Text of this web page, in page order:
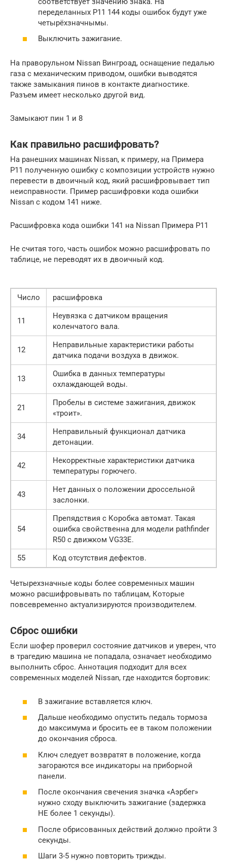
переделанных P11 144 коды ошибок будут уже
четырёхзначнымы.
Выключить зажигание.
На праворульном Nissan Вингроад, оснащение педалью
газа с механическим приводом, ошибки выводятся
также замыкания пинов в контакте диагностике.
Разъем имеет несколько другой вид.
Замыкают пин 1 и 8
Как правильно расшифровать?
На ранешних машинах Nissan, к примеру, на Примера
P11 полученную ошибку с композиции устройств нужно
перевести в двоичный код, який расшифровывает тип
неисправности. Пример расшифровки кода ошибки
Nissan с кодом 141 ниже.
Расшифровка кода ошибки 141 на Nissan Примера Р11
Не считая того, часть ошибок можно расшифровать по
таблице, не переводят их в двоичный код.
Число расшифровка
11
Неувязка с датчиком вращения
коленчатого вала.
12
Неправильные характеристики работы
датчика подачи воздуха в движок.
13
Ошибка в данных температуры
охлаждающей воды.
21
Пробелы в системе зажигания, движок
«троит».
34
Неправильный функционал датчика
детонации.
42
Некорректные характеристики датчика
температуры горючего.
43
Нет данных о положении дроссельной
заслонки.
54
Препядствия с Коробка автомат. Такая
ошибка свойственна для модели pathfinder
R50 с движком VG33E.
55
Код отсутствия дефектов.
Четырехзначные коды более современных машин
можно расшифровывать по таблицам, Которые
повсевременно актуализируются производителем.
Сброс ошибки
Если шофер проверил состояние датчиков и уверен, что
в трагедию машина не попадала, означает необходимо
выполнить сброс. Аннотация подходит для всех
современных моделей Nissan, где находится бортовик:
В зажигание вставляется ключ.
Дальше необходимо опустить педаль тормоза
до максимума и бросить ее в таком положении
до окончания сброса.
Ключ следует возвратят в положение, когда
загораются все индикаторы на приборной
панели.
После окончания свечения значка «Аэрбег»
нужно сходу выключить зажигание (задержка
НЕ ​​более 1 секунды).
После обрисованных действий должно пройти 3
секунды.
Шаги 3-5 нужно повторить трижды.